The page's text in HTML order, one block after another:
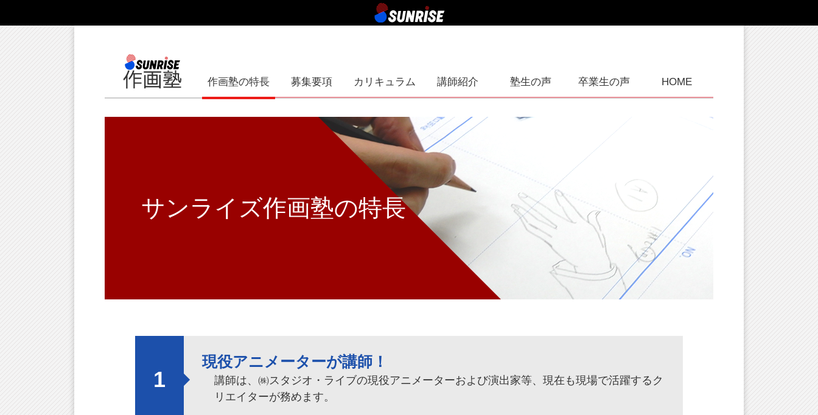
作画塾の特長 募集要項 カリキュラム 講師紹介 塾生の声 卒業生の声 HOME
サンライズ作画塾の特長
1
現役アニメーターが講師！
講師は、㈱スタジオ・ライブの現役アニメーターおよび演出家等、現在も現場で活躍するク
リエイターが務めます。